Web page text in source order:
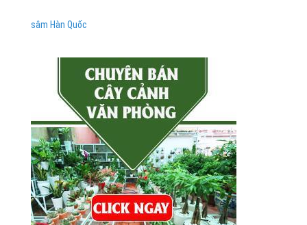
sâm Hàn Quốc